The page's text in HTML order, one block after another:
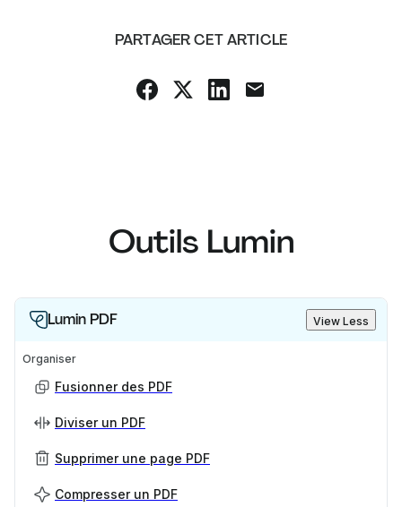
PARTAGER CET ARTICLE
Outils Lumin
Lumin PDF View Less
Organiser
Fusionner des PDF
Diviser un PDF
Supprimer une page PDF
Compresser un PDF